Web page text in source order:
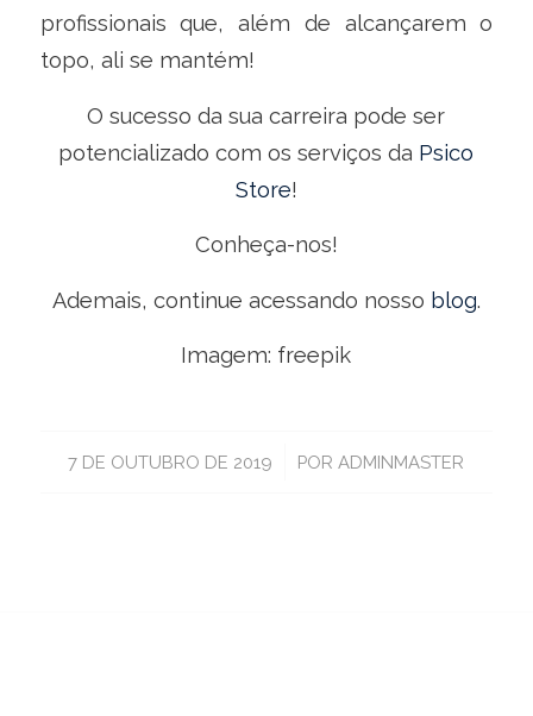
profissionais que, além de alcançarem o
topo, ali se mantém!
O sucesso da sua carreira pode ser
potencializado com os serviços da Psico
Store!
Conheça-nos!
Ademais, continue acessando nosso blog.
Imagem: freepik
7 DE OUTUBRO DE 2019
/ PORADMINMASTER